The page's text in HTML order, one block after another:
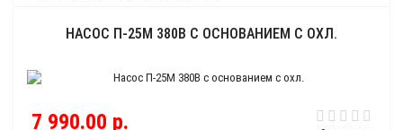
НАСОС П-25М 380В С ОСНОВАНИЕМ С ОХЛ.
7 990.00 р.